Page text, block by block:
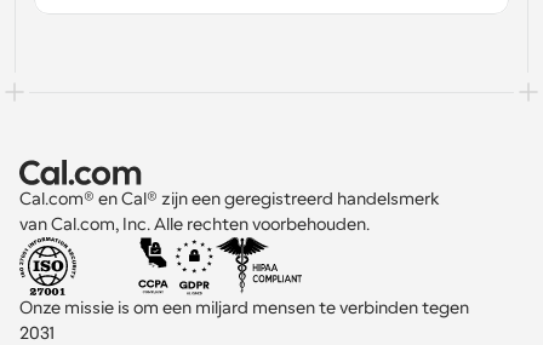
Cal.com® en Cal® zijn een geregistreerd handelsmerk
van Cal.com, Inc. Alle rechten voorbehouden.
Onze missie is om een miljard mensen te verbinden tegen
2031